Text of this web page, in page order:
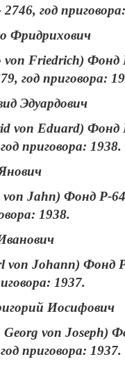
год
Фридрихович
von Friedrich) Фонд
год приговора:
Эдуардович
von Eduard) Фонд
приговора: 1938.
von Jahn) Фонд Р-
1938.
von Johann) Фонд
1937.
Иосифович
Georg von Joseph)
приговора: 1937.